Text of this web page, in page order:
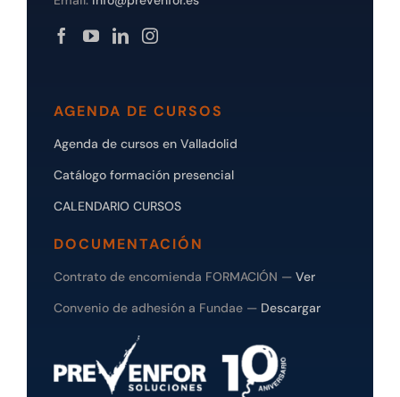
AGENDA DE CURSOS
Agenda de cursos en Valladolid
Catálogo formación presencial
CALENDARIO CURSOS
DOCUMENTACIÓN
Contrato de encomienda FORMACIÓN — Ver
Convenio de adhesión a Fundae — Descargar